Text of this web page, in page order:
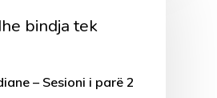
bindja tek
– Sesioni i parë 2